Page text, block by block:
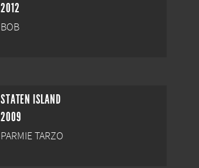
2012
BOB
STATEN ISLAND
2009
PARMIE TARZO